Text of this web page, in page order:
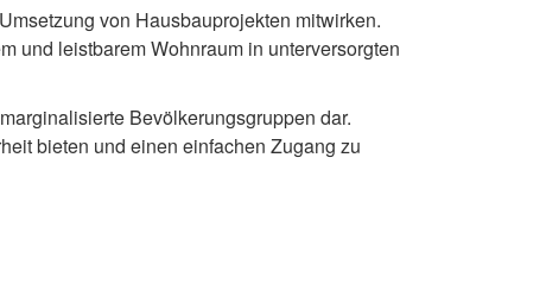
von Hausbauprojekten mitwirken.
und leistbarem Wohnraum in unterversorgten
Bevölkerungsgruppen dar.
bieten und einen einfachen Zugang zu